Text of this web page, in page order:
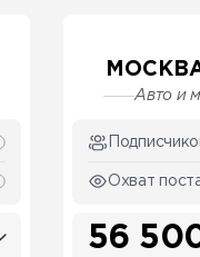
Авто и
Охват
56